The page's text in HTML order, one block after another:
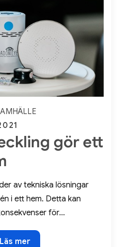
jobb
gör ett
av tekniska lösningar
i ett hem. Detta kan
för…
Teknikutveckling
Läs mer